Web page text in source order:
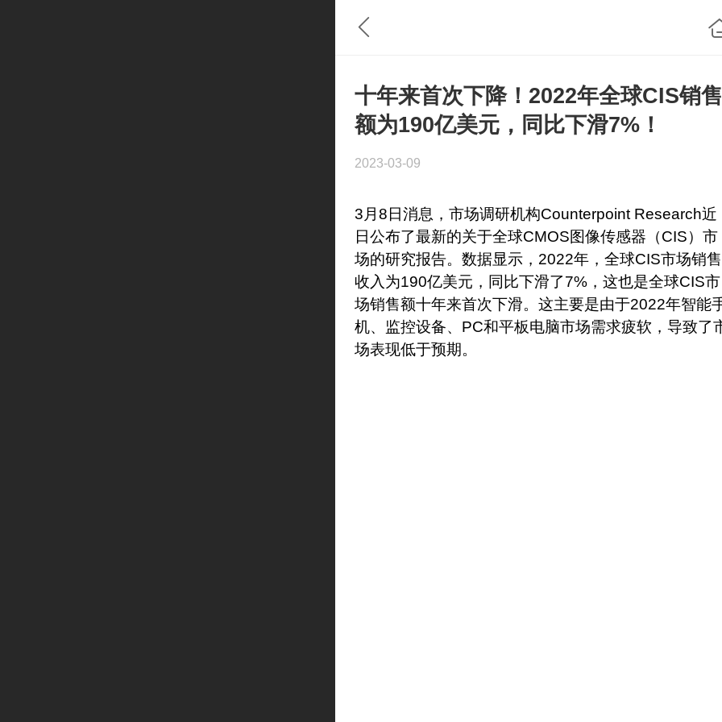
十年来首次下降！2022年全球CIS销售
额为190亿美元，同比下滑7%！
2023-03-09
3月8日消息，市场调研机构Counterpoint Research近
日公布了最新的关于全球CMOS图像传感器（CIS）市
场的研究报告。数据显示，2022年，全球CIS市场销售
收入为190亿美元，同比下滑了7%，这也是全球CIS市
场销售额十年来首次下滑。这主要是由于2022年智能
机、监控设备、PC和平板电脑市场需求疲软，导致了
场表现低于预期。